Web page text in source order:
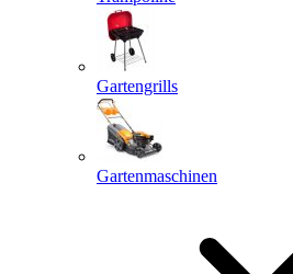
Gartengrills
Gartenmaschinen